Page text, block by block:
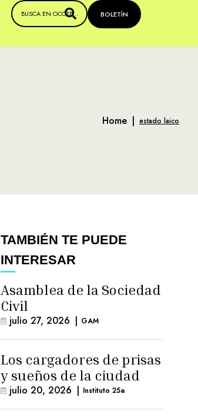
BOLETÍN
Home | estado laico
TAMBIÉN TE PUEDE
INTERESAR
Asamblea de la Sociedad
Civil
julio 27, 2026 | GAM
Los cargadores de prisas
y sueños de la ciudad
julio 20, 2026 | Instituto 25a